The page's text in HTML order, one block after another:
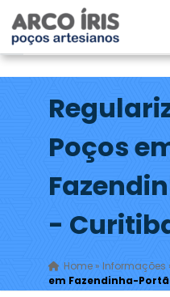
Poços
-
Home» Informações
em Fazendinha-